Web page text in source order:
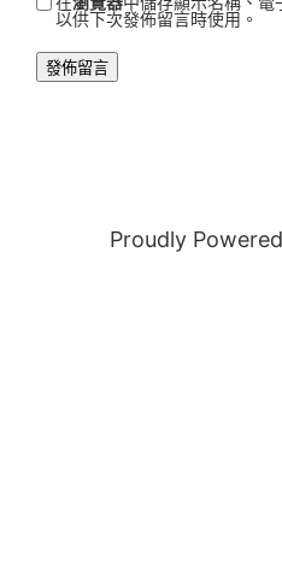
以供下次發佈留言時使用。
Proudly